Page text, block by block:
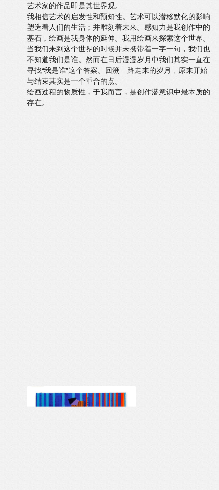
艺术家的作品即是其世界观。
我相信艺术的启发性和预知性。艺术可以潜移默化的影响
塑造着人们的生活；并雕刻着未来。感知力是我创作中的
基石，绘画是我身体的延伸。我用绘画来探索这个世界。
当我们来到这个世界的时候并未携带着一字一句，我们也
不知道我们是谁。然而在日后漫漫岁月中我们其实一直在
寻找“我是谁”这个答案。回溯一路走来的岁月，原来开始
与结束其实是一个重合的点。
绘画过程的物质性，于我而言，是创作潜意识中最本质的
存在。